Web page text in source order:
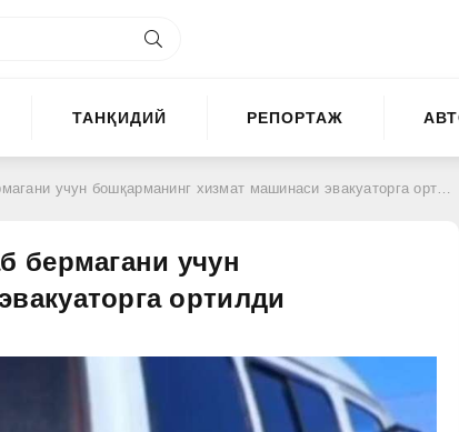
ТАНҚИДИЙ РЕПОРТАЖ
учун бошқарманинг хизмат машинаси эвакуаторга ортилди
бермагани учун
ортилди